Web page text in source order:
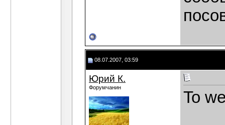
08.07.2007, 03:59
Юрий К.
Форумчанин
To